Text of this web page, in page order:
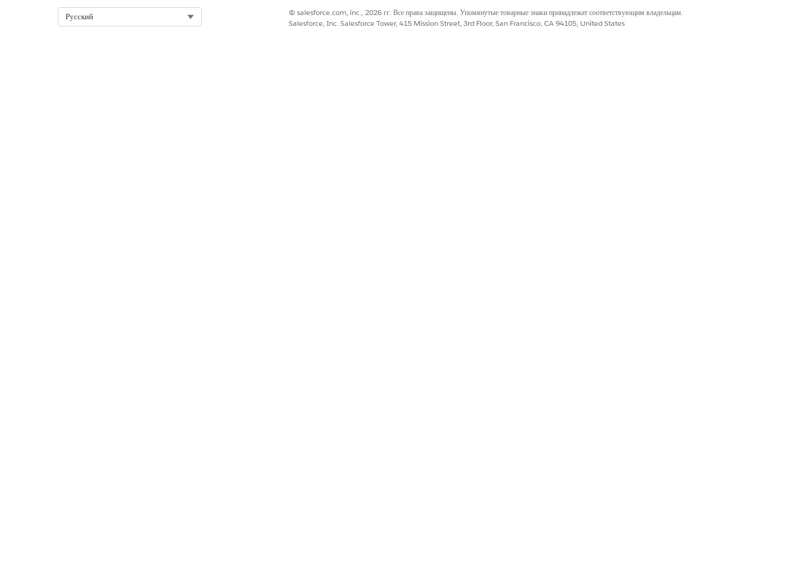
Salesforce выпускает обновленные границы в следующем крупном выпуске.
Русский
© salesforce.com, inc., 2026 гг. Все права защищены. Упомянутые товарные знаки принадлежат соответствующим владельцам.
Salesforce, Inc. Salesforce Tower, 415 Mission Street, 3rd Floor, San Francisco, CA 94105, United States